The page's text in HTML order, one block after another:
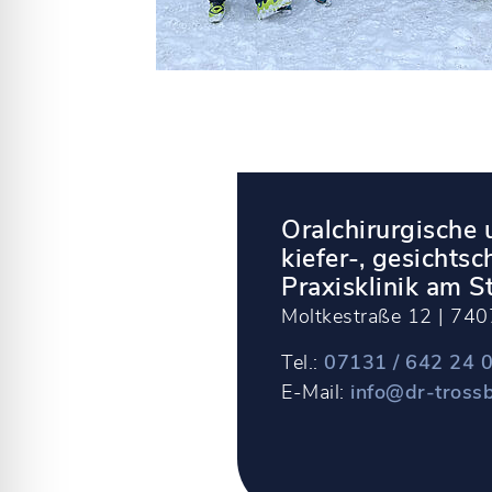
Oralchirurgische
kiefer-,
Praxisklinik am
Moltkestraße 12 |
Tel.: 07131 / 642 24 0
E-Mail: info@dr-